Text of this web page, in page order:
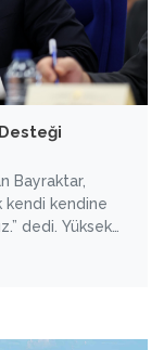
Bayraktar,
kendi kendine
dedi. Yüksek
Bayraktar,
diye konuştu.